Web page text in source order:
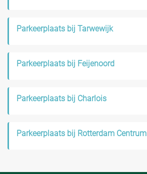
Parkeerplaats bij Tarwewijk
Parkeerplaats bij Feijenoord
Parkeerplaats bij Charlois
Parkeerplaats bij Rotterdam Centrum